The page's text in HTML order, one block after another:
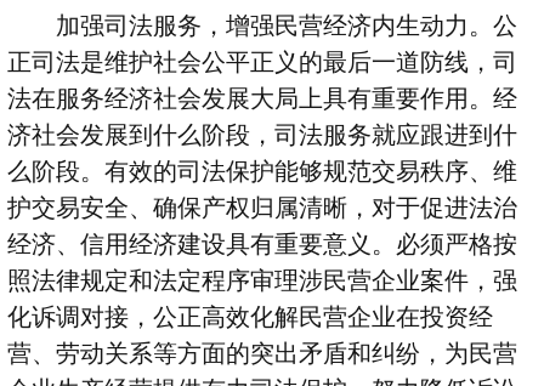
加强司法服务，增强民营经济内生动力。公
正司法是维护社会公平正义的最后一道防线，司
法在服务经济社会发展大局上具有重要作用。经
济社会发展到什么阶段，司法服务就应跟进到什
么阶段。有效的司法保护能够规范交易秩序、维
护交易安全、确保产权归属清晰，对于促进法治
经济、信用经济建设具有重要意义。必须严格按
照法律规定和法定程序审理涉民营企业案件，强
化诉调对接，公正高效化解民营企业在投资经
营、劳动关系等方面的突出矛盾和纠纷，为民营